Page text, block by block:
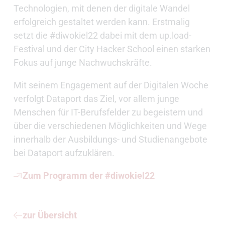
Technologien, mit denen der digitale Wandel
erfolgreich gestaltet werden kann. Erstmalig
setzt die #diwokiel22 dabei mit dem up.load-
Festival und der City Hacker School einen starken
Fokus auf junge Nachwuchskräfte.
Mit seinem Engagement auf der Digitalen Woche
verfolgt Dataport das Ziel, vor allem junge
Menschen für IT-Berufsfelder zu begeistern und
über die verschiedenen Möglichkeiten und Wege
innerhalb der Ausbildungs- und Studienangebote
bei Dataport aufzuklären.
Zum Programm der #diwokiel22
zur Übersicht